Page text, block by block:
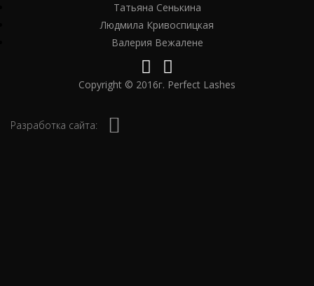
Татьяна Сенькина
Людмила Кривоспицкая
Валерия Вежалене
Copyright © 2016г. Perfect Lashes
Разработка сайта: